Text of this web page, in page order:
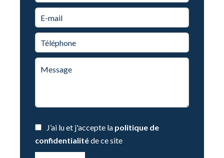
J’ai lu et j'accepte la politique de
confidentialitéde ce site